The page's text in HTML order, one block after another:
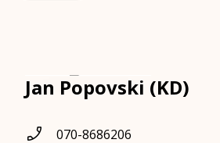
Jan Popovski (KD)
070-8686206